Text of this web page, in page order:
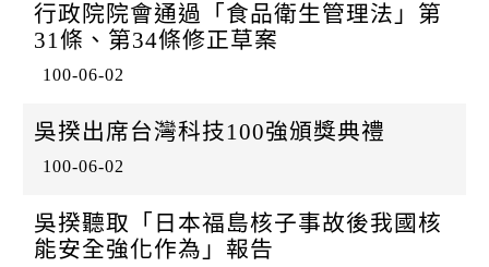
行政院院會通過「食品衛生管理法」第
31條、第34條修正草案
100-06-02
吳揆出席台灣科技100強頒獎典禮
100-06-02
吳揆聽取「日本福島核子事故後我國核
能安全強化作為」報告